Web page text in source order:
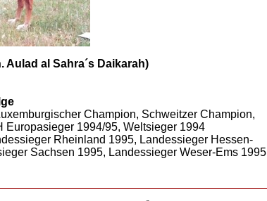
Aulad al Sahra´s Daikarah)
Champion, Schweitzer Champion,
Europasieger 1994/95, Weltsieger 1994
Rheinland 1995, Landessieger Hessen-
Sachsen 1995, Landessieger Weser-Ems 1995